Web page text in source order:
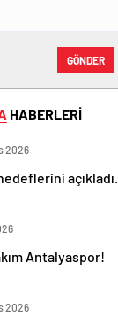
GÖNDER
HABERLERİ
2026
açıkladı.
Antalyaspor!
2026